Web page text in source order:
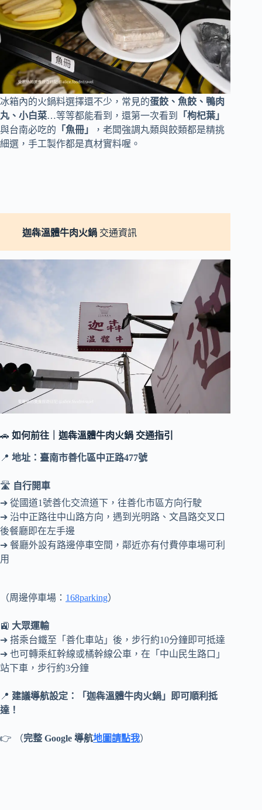
冰箱內的火鍋料選擇還不少，常見的蛋餃、魚餃、鴨肉
丸、小白菜…等等都能看到，還第一次看到
「枸杞葉」
與台南必吃的 「魚冊」
，老闆強調丸類與餃類都是精挑
細選，手工製作都是真材實料喔。
迦犇溫體牛肉火鍋 交通資訊
🚗 如何前往｜迦犇溫體牛肉火鍋 交通指引
📍 地址：臺南市善化區中正路477號
🛣️ 自行開車
➔ 從國道1號善化交流道下，往善化市區方向行駛
➔ 沿中正路往中山路方向，遇到光明路、文昌路交叉口
後餐廳即在左手邊
➔ 餐廳外設有路邊停車空間，鄰近亦有付費停車場可利
用
（周邊停車場： 168parking）
🚉 大眾運輸
➔ 搭乘台鐵至「善化車站」後，步行約10分鐘即可抵達
➔ 也可轉乘紅幹線或橘幹線公車，在「中山民生路口」
站下車，步行約3分鐘
📍 建議導航設定：「迦犇溫體牛肉火鍋」即可順利抵
達！
👉 （完整 Google 導航地圖請點我）